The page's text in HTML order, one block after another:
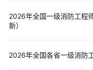
Q：注册过一次，第二
若遗忘可通过绑定的手机
2026年全国一级消防工程
新）
2026年全国各省一级消防